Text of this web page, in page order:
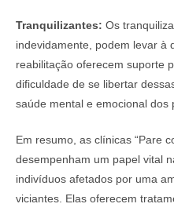
Tranquilizantes: Os
indevidamente, podem levar à
reabilitação oferecem suporte
dificuldade de se libertar
saúde mental e emocional dos
Em resumo, as clínicas “Pare
desempenham um papel vital
indivíduos afetados por uma
viciantes. Elas oferecem